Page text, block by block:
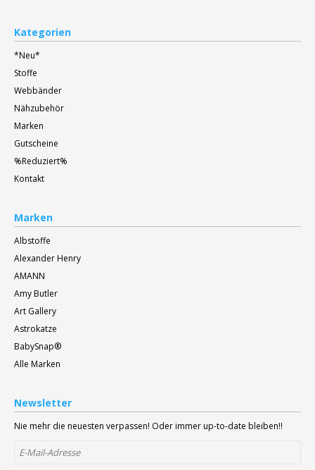
Kategorien
*Neu*
Stoffe
Webbänder
Nähzubehör
Marken
Gutscheine
%Reduziert%
Kontakt
Marken
Albstoffe
Alexander Henry
AMANN
Amy Butler
Art Gallery
Astrokatze
BabySnap®
Alle Marken
Newsletter
Nie mehr die neuesten verpassen! Oder immer up-to-date bleiben!!